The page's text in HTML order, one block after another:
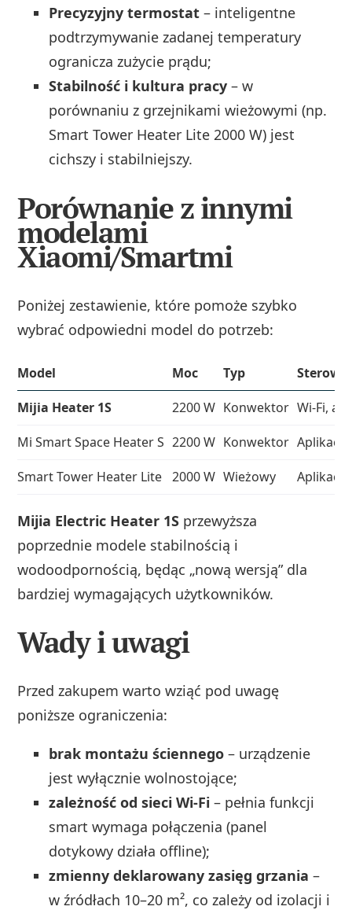
Precyzyjny termostat – inteligentne
podtrzymywanie zadanej temperatury
ogranicza zużycie prądu;
Stabilność i kultura pracy – w
porównaniu z grzejnikami wieżowymi (np.
Smart Tower Heater Lite 2000 W) jest
cichszy i stabilniejszy.
Porównanie z innymi
modelami
Xiaomi/Smartmi
Poniżej zestawienie, które pomoże szybko
wybrać odpowiedni model do potrzeb:
Model Moc Typ
Mijia Heater 1S
2200 W Konwektor Wi‑Fi,
Mi Smart Space Heater S 2200 W Konwektor Aplikacja
Smart Tower Heater Lite
2000 W Wieżowy
Mijia Electric Heater 1S przewyższa
poprzednie modele stabilnością i
wodoodpornością, będąc „nową wersją” dla
bardziej wymagających użytkowników.
Wady i uwagi
Przed zakupem warto wziąć pod uwagę
poniższe ograniczenia:
brak montażu ściennego – urządzenie
jest wyłącznie wolnostojące;
zależność od sieci Wi‑Fi – pełnia funkcji
smart wymaga połączenia (panel
dotykowy działa offline);
zmienny deklarowany zasięg grzania –
w źródłach 10–20 m², co zależy od izolacji i